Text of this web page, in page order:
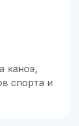
каноэ,
спорта и